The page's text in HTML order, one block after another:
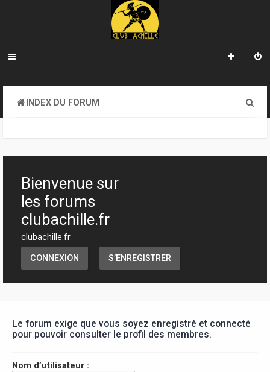
INDEX DU FORUM
h
Bienvenue sur
les forums
clubachille.fr
clubachille.fr
CONNEXION S’ENREGISTRER
Le forum exige que vous soyez enregistré et connecté
pour pouvoir consulter le profil des membres.
Nom d’utilisateur :